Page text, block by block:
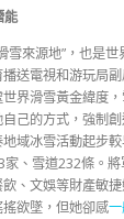
能
雪來源地”，也是
送電視和游玩局
界滑雪黃金緯度
己的方式，強制
域冰雪活動起步
、雪道232條。
、文娛等財產敏
欲墜，但她卻感